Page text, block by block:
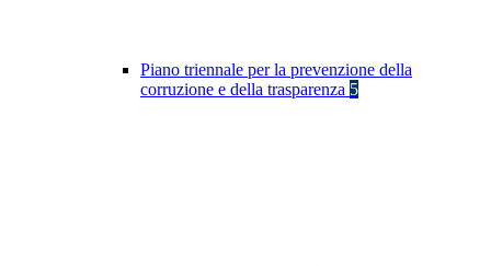
Piano triennale per la prevenzione della
corruzione e della trasparenza 5